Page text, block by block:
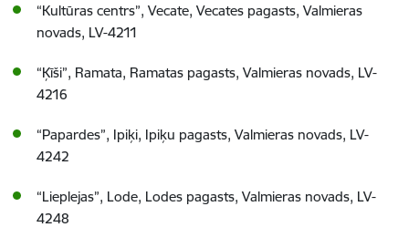
“Kultūras centrs”, Vecate, Vecates pagasts, Valmieras
novads, LV-4211
“Ķīši”, Ramata, Ramatas pagasts, Valmieras novads, LV-
4216
“Papardes”, Ipiķi, Ipiķu pagasts, Valmieras novads, LV-
4242
“Lieplejas”, Lode, Lodes pagasts, Valmieras novads, LV-
4248